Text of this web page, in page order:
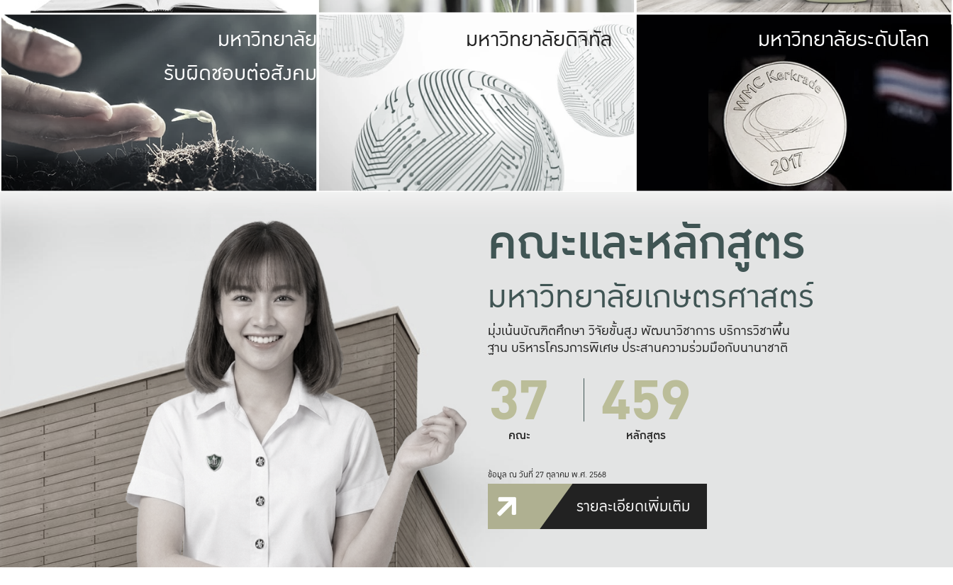
มหาวิทยาลัย
รับผิดชอบต่อสังคม
มหาวิทยาลัยรับผิดชอบต่อสังคม
ร่วมมือกับชุมชน เพื่อความกินดีอยู่ดี
และความสุขอย่างยั่งยืน
มองปัญหาในภาพกว้าง
แก้ไขจากปัญหาจุดเล็กๆ
มหาวิทยาลัยดิจิทัล มหาวิทยา
พร้อมที่จ
และผลักดันในการใช้ระบบส
เพื่อการทำงานแ
มหาวิทยาลัยระดับโลก
คณะและหลักสูตร
มหาวิทยาลัยเกษตรศาสตร์
มุ่งเน้นบัณฑิตศึกษา วิจัยขั้นสูง พัฒนาวิชาการ บริการวิชาพื้น
ฐาน บริหารโครงการพิเศษ ประสานความร่วมมือกับนานาชาติ
37
คณะ 459
หลักสูตร
ข้อมูล ณ วันที่ 27 ตุลาคม พ.ศ. 2568
รายละเอียดเพิ่มเติม